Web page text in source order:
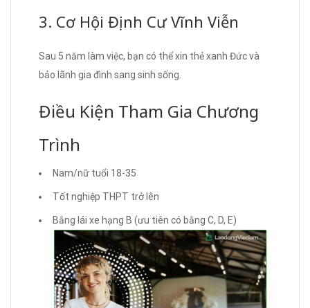
3. Cơ Hội Định Cư Vĩnh Viễn
Sau 5 năm làm việc, bạn có thể xin thẻ xanh Đức và
bảo lãnh gia đình sang sinh sống.
Điều Kiện Tham Gia Chương
Trình
Nam/nữ tuổi 18-35
Tốt nghiệp THPT trở lên
Bằng lái xe hạng B (ưu tiên có bằng C, D, E)